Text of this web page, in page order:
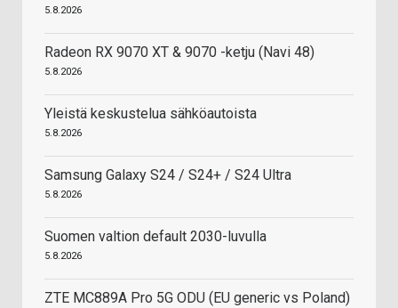
5.8.2026
Radeon RX 9070 XT & 9070 -ketju (Navi 48)
5.8.2026
Yleistä keskustelua sähköautoista
5.8.2026
Samsung Galaxy S24 / S24+ / S24 Ultra
5.8.2026
Suomen valtion default 2030-luvulla
5.8.2026
ZTE MC889A Pro 5G ODU (EU generic vs Poland)